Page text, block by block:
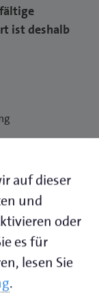
ist deshalb
wichtiger
auf dieser
und
oder
es für
lesen Sie
.